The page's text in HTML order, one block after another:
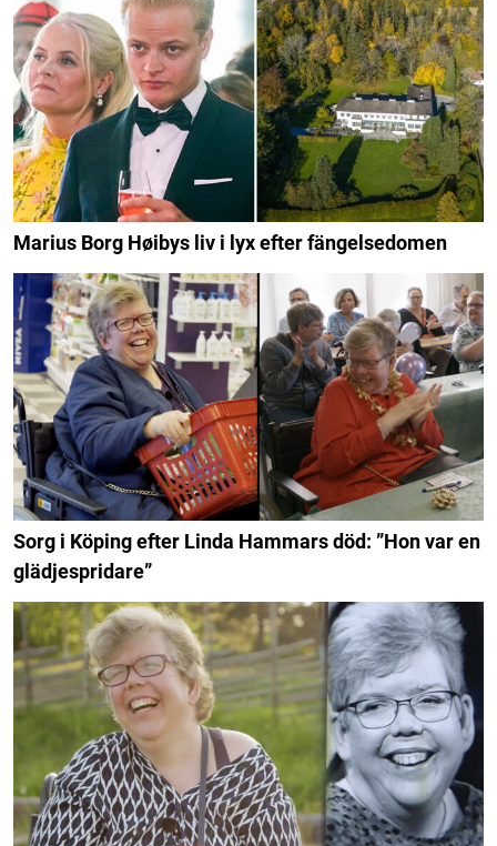
Marius Borg Høibys liv i lyx efter fängelsedomen
Sorg i Köping efter Linda Hammars död: ”Hon var en
glädjespridare”